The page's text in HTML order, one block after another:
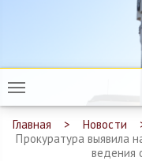
Главная Новости
Прокуратура выявила
ведения